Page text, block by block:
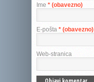
Ime * (obavezno)
E-pošta * (obavezno)
Web-stranica